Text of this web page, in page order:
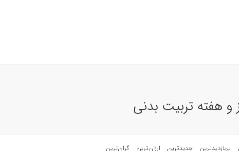
و هفته تربیت بدنی
پربازدیدترین جدیدترین ارزان‌ترین گران‌ترین